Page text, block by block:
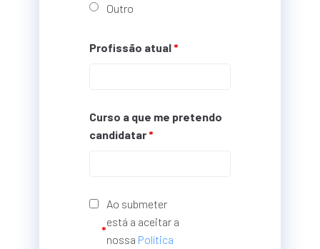
Outro
Profissão atual*
Curso a que me pretendo
candidatar*
*
Ao submeter
está a aceitar a
nossa Política